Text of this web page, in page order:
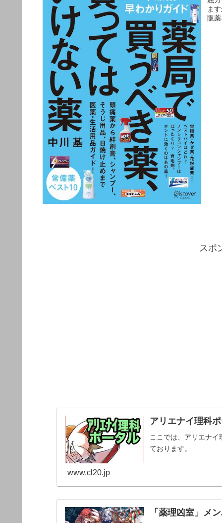
ま
販
スポ
アリエナイ理科
ここでは、アリエナ
ております。
www.cl20.jp
「薬理凶室」メ